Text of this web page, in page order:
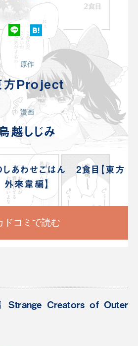
原作
方Project
漫画
越しじみ
しあわせごはん 2食目【東方
外來韋編】
ドコミで読む
Strange Creators of Outer